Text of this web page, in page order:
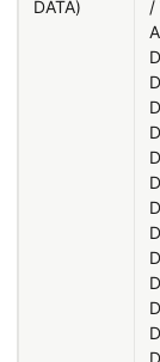
DATA)
/